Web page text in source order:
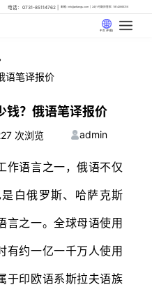
电话：0731-85114762 邮箱: info@artlangs.com 24小时翻译管家: 18142666316
中文 (中国)
语笔译报价
钱？俄语笔译报价
次浏览 admin
语言之一，俄语不仅
白俄罗斯、哈萨克斯
言之一。全球母语使用
有约一亿一千万人使用
于印欧语系斯拉夫语族